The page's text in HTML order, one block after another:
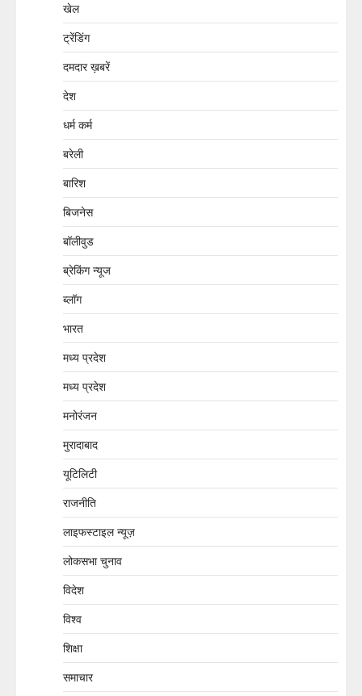
खेल
ट्रेंडिंग
दमदार ख़बरें
देश
धर्म कर्म
बरेली
बारिश
बिजनेस
बॉलीवुड
ब्रेकिंग न्यूज
ब्लॉग
भारत
मध्य प्रदेश
मध्य प्रदेश
मनोरंजन
मुरादाबाद
यूटिलिटी
राजनीति
लाइफस्टाइल न्यूज़
लोकसभा चुनाव
विदेश
विश्व
शिक्षा
समाचार